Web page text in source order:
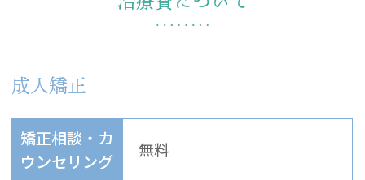
成人矯正
矯正相談・カ
ウンセリング
無料